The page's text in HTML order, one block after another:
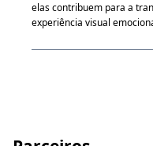
elas contribuem para a
experiência visual